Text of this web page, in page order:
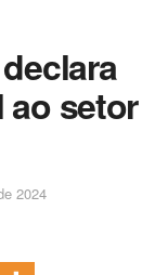
setor
2024